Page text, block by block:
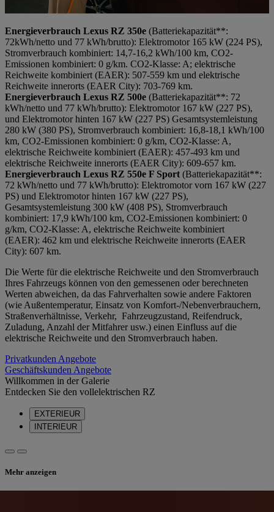
Energieverbrauch Lexus RZ 350e (Batteriekapazität**:
72kWh/netto und 77 kWh/brutto): Elektromotor 165 kW (224 PS),
Stromverbrauch kombiniert: 14,7-16,2 kWh/100 km, CO2-
Emissionen kombiniert: 0 g/km. CO2-Klasse: A; elektrische
Reichweite kombiniert (EAER): 507-559 km und elektrische
Reichweite innerorts (EAER City): 703-769 km.
Energieverbrauch Lexus RZ 500e (Batteriekapazität**: 72
kWh/netto und 77 kWh/brutto): Elektromotor 167 kW (227 PS),
und Elektromotor hinten 167 kW (227 PS) Gesamtsystemleistung
280 kW (380 PS), Stromverbrauch kombiniert: 16,8-18,1 kWh/100
km, CO2-Emissionen kombiniert: 0 g/km, CO2-Klasse: A,
elektrische Reichweite kombiniert (EAER): 457-493 km und
elektrische Reichweite innerorts (EAER City): 609-657 km.
Energieverbrauch Lexus RZ 550e F Sport (Batteriekapazität**:
72 kWh/netto und 77 kWh/brutto): Elektromotor vorn 167 kW (227
PS) und Elektromotor hinten 167 kW (227 PS),
Gesamtsystemleistung 300 kW (408 PS), Stromverbrauch
kombiniert: 17,9 kWh/100 km, CO2-Emissionen kombiniert: 0
g/km, CO2-Klasse: A, elektrische Reichweite kombiniert
(EAER): 462 km und elektrische Reichweite innerorts (EAER
City): 607 km.
Die Werte für die elektrische Reichweite und den Stromverbrauch
Ihres Fahrzeugs können von den gemessenen oder berechneten
Werten abweichen, da das Fahrverhalten sowie andere Faktoren
(wie Außentemperatur, Einsatz von Komfort-/Nebenverbrauchern,
Straßenverhältnisse, Verkehr, Fahrzeugzustand, Reifendruck,
Zuladung, Anzahl der Mitfahrer usw.) einen Einfluss auf die
elektrische Reichweite und den Stromverbrauch haben.
Privatkunden Angebote
Geschäftskunden Angebote
Willkommen in der Galerie
Entdecken Sie den vollelektrischen RZ
EXTERIEUR
INTERIEUR
Mehr anzeigen